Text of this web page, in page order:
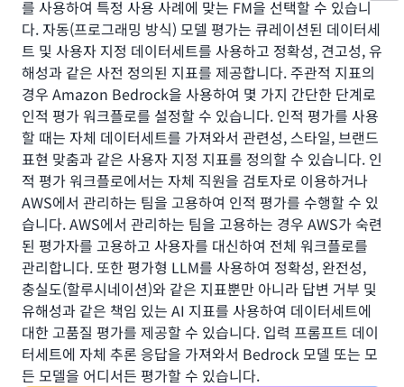
를 사용하여 특정 사용 사례에 맞는 FM을 선택할 수 있습니
다. 자동(프로그래밍 방식) 모델 평가는 큐레이션된 데이터세
트 및 사용자 지정 데이터세트를 사용하고 정확성, 견고성, 유
해성과 같은 사전 정의된 지표를 제공합니다. 주관적 지표의
경우 Amazon Bedrock을 사용하여 몇 가지 간단한 단계로
인적 평가 워크플로를 설정할 수 있습니다. 인적 평가를 사용
할 때는 자체 데이터세트를 가져와서 관련성, 스타일, 브랜드
표현 맞춤과 같은 사용자 지정 지표를 정의할 수 있습니다. 인
적 평가 워크플로에서는 자체 직원을 검토자로 이용하거나
AWS에서 관리하는 팀을 고용하여 인적 평가를 수행할 수 있
습니다. AWS에서 관리하는 팀을 고용하는 경우 AWS가 숙련
된 평가자를 고용하고 사용자를 대신하여 전체 워크플로를
관리합니다. 또한 평가형 LLM를 사용하여 정확성, 완전성,
충실도(할루시네이션)와 같은 지표뿐만 아니라 답변 거부 및
유해성과 같은 책임 있는 AI 지표를 사용하여 데이터세트에
대한 고품질 평가를 제공할 수 있습니다. 입력 프롬프트 데이
터세트에 자체 추론 응답을 가져와서 Bedrock 모델 또는 모
든 모델을 어디서든 평가할 수 있습니다.